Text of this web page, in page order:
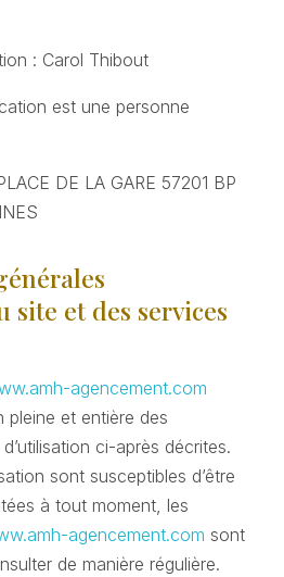
: Carol Thibout
est une personne
DE LA GARE 57201 BP
site et des services
agencement.com
pleine et entière des
ci-après décrites.
sont susceptibles d’être
à tout moment, les
agencement.com sont
de manière régulière.